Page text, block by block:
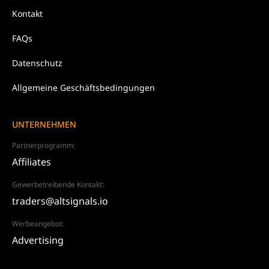
Kontakt
FAQs
Datenschutz
Allgemeine Geschäftsbedingungen
UNTERNEHMEN
Partnerprogramm:
Affiliates
Gewerbetreibende Kontakt:
traders@altsignals.io
Werbeangebot:
Advertising